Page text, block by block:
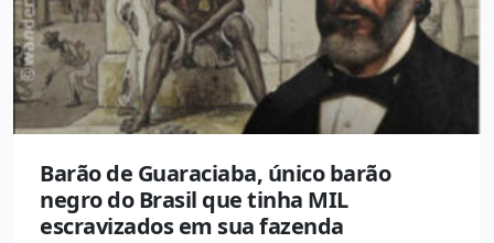
Barão de Guaraciaba, único barão
negro do Brasil que tinha MIL
escravizados em sua fazenda